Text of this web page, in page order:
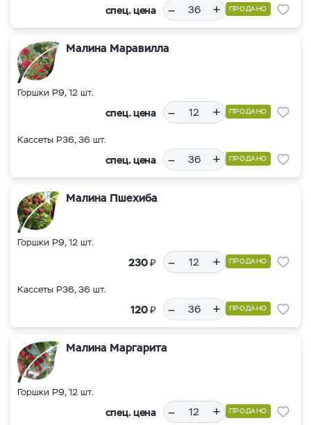
спец. цена – + ПРОДАНО
Малина Маравилла
Горшки Р9, 12 шт.
спец. цена – + ПРОДАНО
Кассеты Р36, 36 шт.
спец. цена – + ПРОДАНО
Малина Пшехиба
Горшки Р9, 12 шт.
230₽ – + ПРОДАНО
Кассеты Р36, 36 шт.
120₽ – + ПРОДАНО
Малина Маргарита
Горшки Р9, 12 шт.
спец. цена – + ПРОДАНО